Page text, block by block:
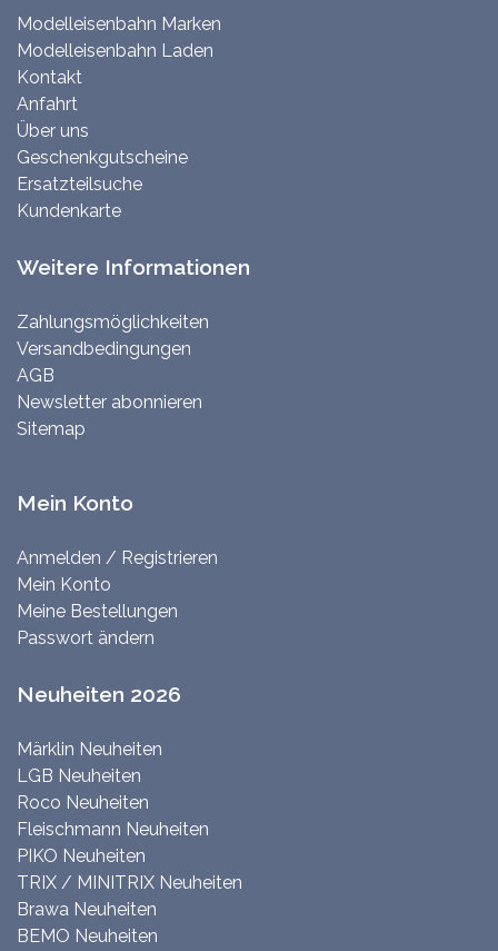
Modelleisenbahn Marken
Modelleisenbahn Laden
Kontakt
Anfahrt
Über uns
Geschenkgutscheine
Ersatzteilsuche
Kundenkarte
Weitere Informationen
Zahlungsmöglichkeiten
Versandbedingungen
AGB
Newsletter abonnieren
Sitemap
Mein Konto
Anmelden / Registrieren
Mein Konto
Meine Bestellungen
Passwort ändern
Neuheiten 2026
Märklin Neuheiten
LGB Neuheiten
Roco Neuheiten
Fleischmann Neuheiten
PIKO Neuheiten
TRIX / MINITRIX Neuheiten
Brawa Neuheiten
BEMO Neuheiten